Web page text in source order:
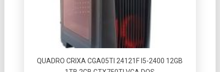
QUADRO CRIXA CGA05TI 24121F I5-2400 12GB